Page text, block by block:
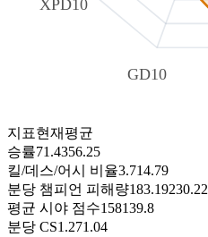
GD10
XPD10
지표현재평균
승률71.4356.25
킬/데스/어시 비율3.714.79
분당 챔피언 피해량183.19230.22
평균 시야 점수158139.8
분당 CS1.271.04